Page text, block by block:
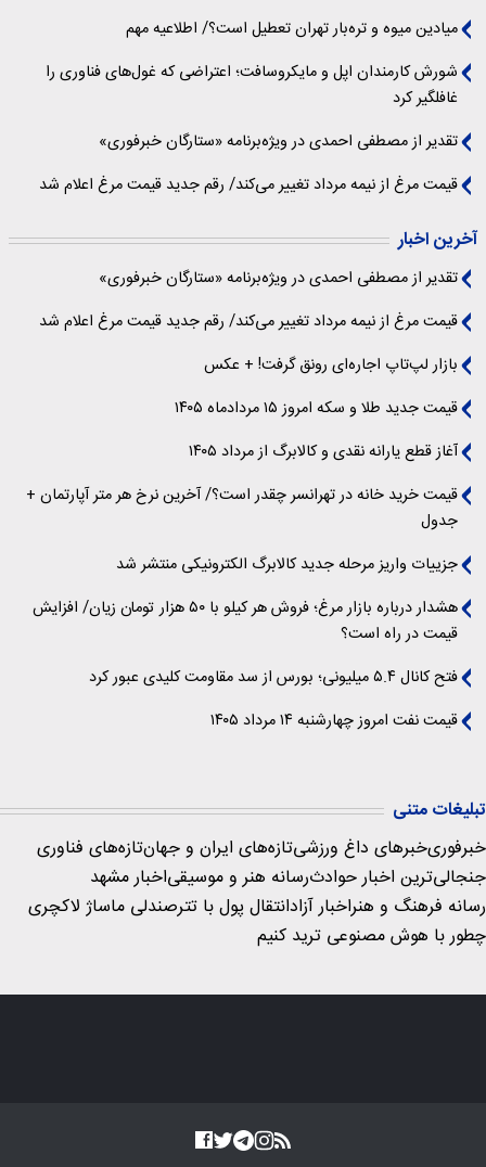
میادین میوه و تره‌بار تهران تعطیل است؟/ اطلاعیه مهم
شورش کارمندان اپل و مایکروسافت؛ اعتراضی که غول‌های فناوری را
غافلگیر کرد
تقدیر از مصطفی احمدی در ویژه‌برنامه «ستارگان خبرفوری»
قیمت مرغ از نیمه مرداد تغییر می‌کند/ رقم جدید قیمت مرغ اعلام شد
آخرین اخبار
تقدیر از مصطفی احمدی در ویژه‌برنامه «ستارگان خبرفوری»
قیمت مرغ از نیمه مرداد تغییر می‌کند/ رقم جدید قیمت مرغ اعلام شد
بازار لپ‌تاپ اجاره‌ای رونق گرفت! + عکس
قیمت جدید طلا و سکه امروز ۱۵ مردادماه ۱۴۰۵
آغاز قطع یارانه نقدی و کالابرگ از مرداد ۱۴۰۵
قیمت خرید خانه در تهرانسر چقدر است؟/ آخرین نرخ هر متر آپارتمان +
جدول
جزییات واریز مرحله جدید کالابرگ الکترونیکی منتشر شد
هشدار درباره بازار مرغ؛ فروش هر کیلو با ۵۰ هزار تومان زیان/ افزایش
قیمت در راه است؟
فتح کانال ۵.۴ میلیونی؛ بورس از سد مقاومت کلیدی عبور کرد
قیمت نفت امروز چهارشنبه ۱۴ مرداد ۱۴۰۵
تبلیغات متنی
خبرفوریخبرهای داغ ورزشیتازه‌های ایران و جهانتازه‌های فناوری
جنجالی‌ترین اخبار حوادثرسانه هنر و موسیقیاخبار مشهد
رسانه فرهنگ و هنراخبار آزادانتقال پول با تترصندلی ماساژ لاکچری
چطور با هوش مصنوعی ترید کنیم